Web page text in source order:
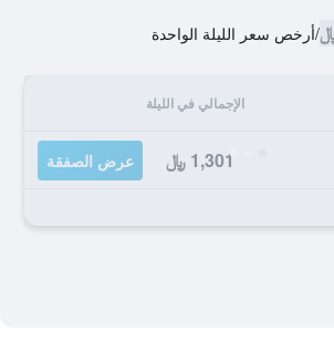
/أرخص سعر الليلة الواحدة
الإجمالي في الليلة
1,301 ﷼ عرض الصفقة